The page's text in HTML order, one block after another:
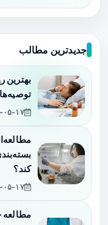
جدیدترین مطالب
۱۴۰۵-
کند؟
۱۴۰۵-